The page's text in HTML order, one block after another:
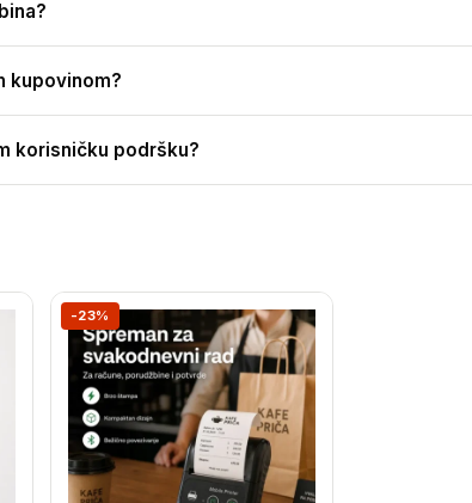
kupovinom?
korisničku podršku?
-23%